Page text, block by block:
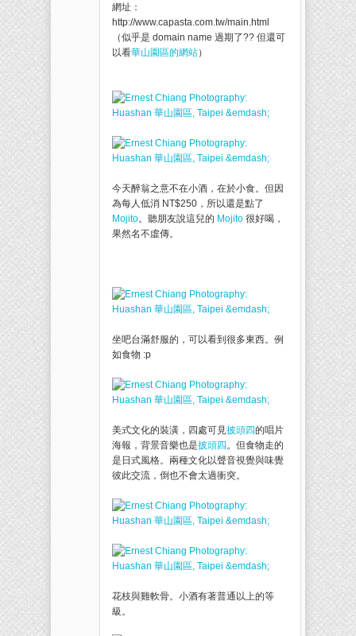
網址：
http://www.capasta.com.tw/main.html
（似乎是 domain name 過期了?? 但還可
以看華山園區的網站）
今天醉翁之意不在小酒，在於小食。但因
為每人低消 NT$250，所以還是點了
Mojito。聽朋友說這兒的 Mojito 很好喝，
果然名不虛傳。
坐吧台滿舒服的，可以看到很多東西。例
如食物 :p
美式文化的裝潢，四處可見 披頭四的唱片
海報，背景音樂也是披頭四 。但食物走的
是日式風格。兩種文化以聲音視覺與味覺
彼此交流，倒也不會太過衝突。
花枝與雞軟骨。小酒有著普通以上的等
級。